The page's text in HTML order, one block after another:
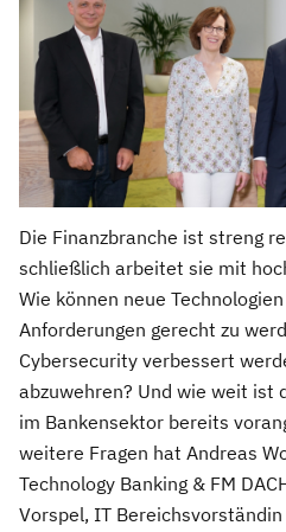
Die Finanzbranche ist streng
schließlich arbeitet sie mit
Wie können neue
Anforderungen gerecht zu
Cybersecurity verbessert
abzuwehren? Und wie weit ist
im Bankensektor bereits
weitere Fragen hat Andreas
Technology Banking & FM
Vorspel, IT